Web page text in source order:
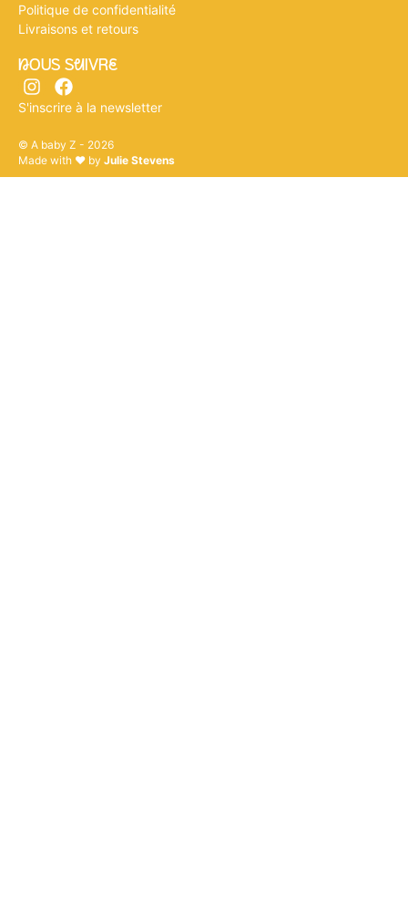
Politique de confidentialité
Livraisons et retours
nOUS SuIVRe
S'inscrire à la newsletter
© A baby Z - 2026
Made with ♥ by Julie Stevens